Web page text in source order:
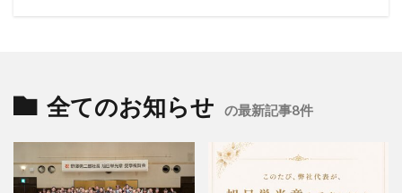
全てのお知らせ の最新記事8件